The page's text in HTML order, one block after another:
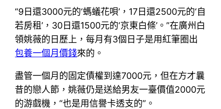
“9日還3000元的‘螞蟻花唄’，17日還2500元的‘自
若房租’，30日還1500元的‘京東白條’。”在廣州白
領姚薇的日歷上，每月有3個日子是用紅筆圈出
包養一個月價錢來的。
盡管一個月的固定債權到達7000元，但在方才曩
昔的戀人節，姚薇仍是送給男友一臺價值2000元
的游戲機，“也是用信譽卡透支的”。